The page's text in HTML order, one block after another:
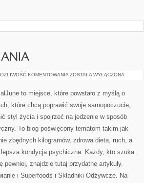
KOMENTOWANIA PORADNIKI
ZOSTAŁA WYŁĄCZONA
to miejsce, które powstało z myślą o
które chcą poprawić swoje samopoczucie,
styl życia i spojrzeć na jedzenie w sposób
To blog poświęcony tematom takim jak
zbędnych kilogramów, zdrowa dieta, ruch, a
kondycja psychiczna. Każdy, kto szuka
znajdzie tutaj przydatne artykuły.
i Superfoods i Składniki Odżywcze. Na